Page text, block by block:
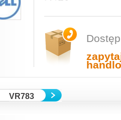
VR783